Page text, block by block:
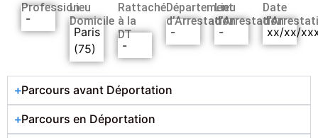
Profession
-
Lieu
Domicile
Paris
(75)
Rattaché
à la
DT
-
Département
d’Arrestation
-
Lieu
d’Arrestation
-
Date
xx/xx/
Parcours avant Déportation
Parcours en Déportation